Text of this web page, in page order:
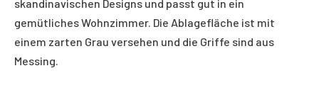
skandinavischen Designs und passt gut in ein
gemütliches Wohnzimmer. Die Ablagefläche ist mit
einem zarten Grau versehen und die Griffe sind aus
Messing.